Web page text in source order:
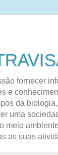
fornecer
e
da
uma
meio
as suas